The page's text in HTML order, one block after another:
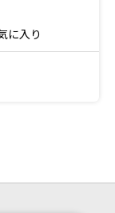
に入り